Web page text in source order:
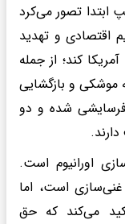
ابتدا تصور می‌کرد
اقتصادی و تهدید
کند؛ از جمله
موشکی و بازگشایی
فرسایشی شده و دو
اورانیوم است.
است، اما
می‌کند که حق